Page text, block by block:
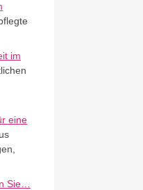
im
eine
Sie…